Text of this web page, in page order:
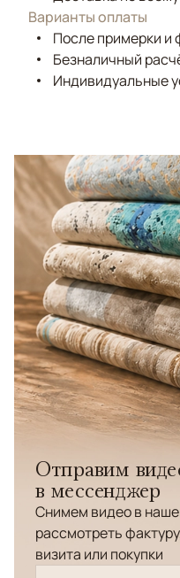
Варианты оплаты
После примерки и
Безналичный
Индивидуальные
Отправим
в мессенджер
Снимем видео в
рассмотреть
визита или покупки